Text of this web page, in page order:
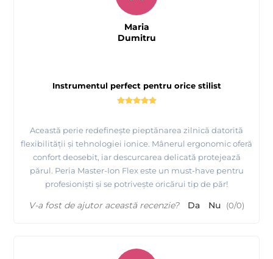
Instrumentul perfect pentru orice stilist
Această perie redefinește pieptănarea zilnică datorită
flexibilității și tehnologiei ionice. Mânerul ergonomic oferă
confort deosebit, iar descurcarea delicată protejează
părul. Peria Master-Ion Flex este un must-have pentru
profesioniști și se potrivește oricărui tip de păr!
Maria
Dumitru
V-a fost de ajutor această recenzie? Da Nu (0/0)